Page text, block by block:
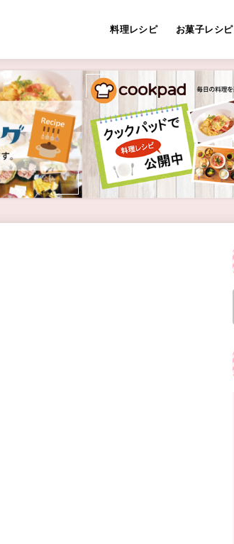
料理レシピ お菓子レシピ